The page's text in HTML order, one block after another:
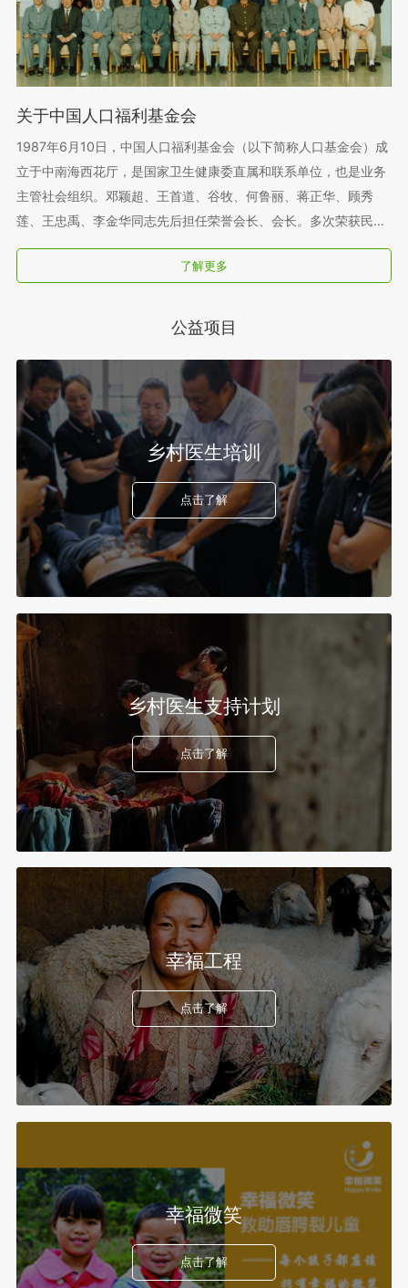
关于中国人口福利基金会
1987年6月10日，中国人口福利基金会（以下简称人口基金会）成
立于中南海西花厅，是国家卫生健康委直属和联系单位，也是业务
主管社会组织。邓颖超、王首道、谷牧、何鲁丽、蒋正华、顾秀
莲、王忠禹、李金华同志先后担任荣誉会长、会长。多次荣获民政
部“全国先进社会组织”称号。2016 年 9 月，经民政部首批认定为
慈善组织；2021 年跨入全国性 5A 级基金会行列；2022 年 9 月
了解更多
公益项目
乡村医生培训
点击了解
乡村医生支持计划
点击了解
幸福工程
点击了解
幸福微笑
点击了解